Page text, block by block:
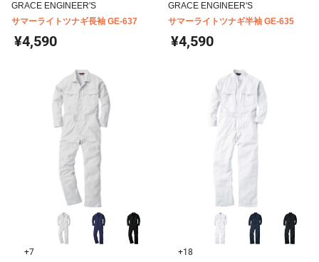
GRACE ENGINEER'S
サマーライトツナギ長袖 GE-637
¥4,590
GRACE ENGINEER'S
サマーライトツナギ半袖 GE-635
¥4,590
+7
+18